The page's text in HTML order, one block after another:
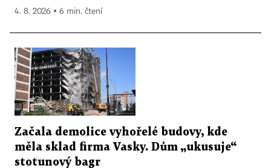
4. 8. 2026 ▪ 6 min. čtení
Začala demolice vyhořelé budovy, kde
měla sklad firma Vasky. Dům „ukusuje“
stotunový bagr